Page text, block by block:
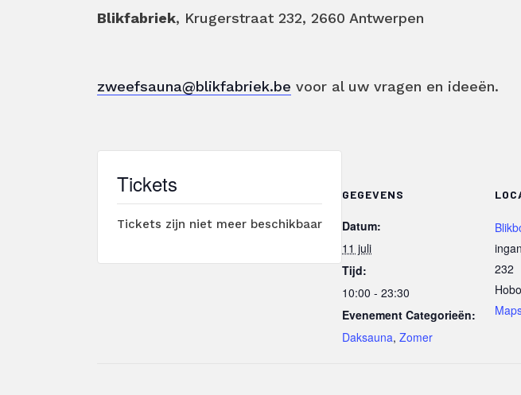
Blikfabriek, Krugerstraat 232, 2660 Antwerpen
zweefsauna@blikfabriek.be voor al uw vragen en ideeën.
GEGEVENS
Datum:
11 juli
Tijd:
10:00 - 23:30
Evenement Categorieën:
Daksauna, Zomer
232
Tickets
Tickets zijn niet meer beschikbaar